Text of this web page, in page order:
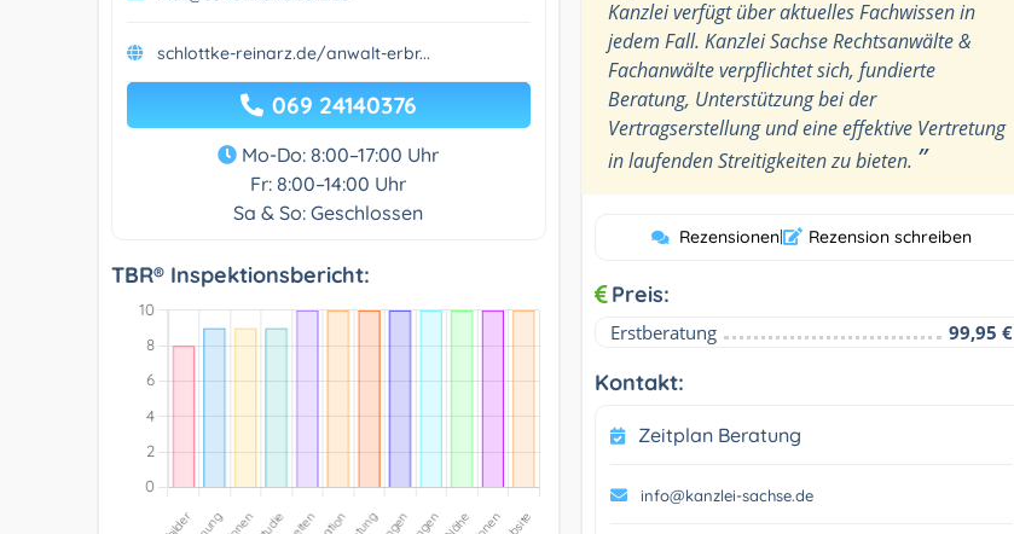
schlottke-reinarz.de/anwalt-erbr...
069 24140376
Mo-Do: 8:00–17:00 Uhr
Fr: 8:00–14:00 Uhr
Sa & So: Geschlossen
TBR® Inspektionsbericht:
Kanzlei verfügt über aktuelles Fachwissen in
jedem Fall. Kanzlei Sachse Rechtsanwälte &
Fachanwälte verpflichtet sich, fundierte
Beratung, Unterstützung bei der
Vertragserstellung und eine effektive Vertretung
in laufenden Streitigkeiten zu bieten. ”
Rezensionen| Rezension schreiben
Preis:
Erstberatung 99,95 €
Kontakt:
Zeitplan Beratung
info@kanzlei-sachse.de